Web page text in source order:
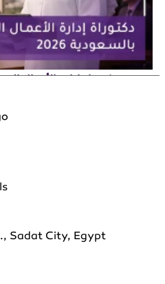
دكتوراة إدارة الأعمال
ماجستير عن بعد معتمد في
Sadat City, Egypt